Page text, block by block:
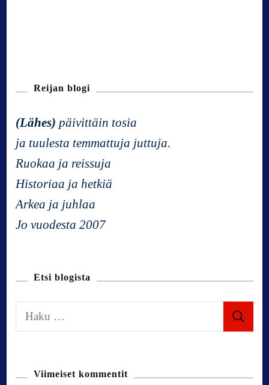
Reijan blogi
(Lähes) päivittäin tosia
ja tuulesta temmattuja juttuja.
Ruokaa ja reissuja
Historiaa ja hetkiä
Arkea ja juhlaa
Jo vuodesta 2007
Etsi blogista
a
Viimeiset kommentit